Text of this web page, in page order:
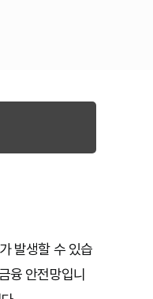
발생할 수 있습
융 안전망입니